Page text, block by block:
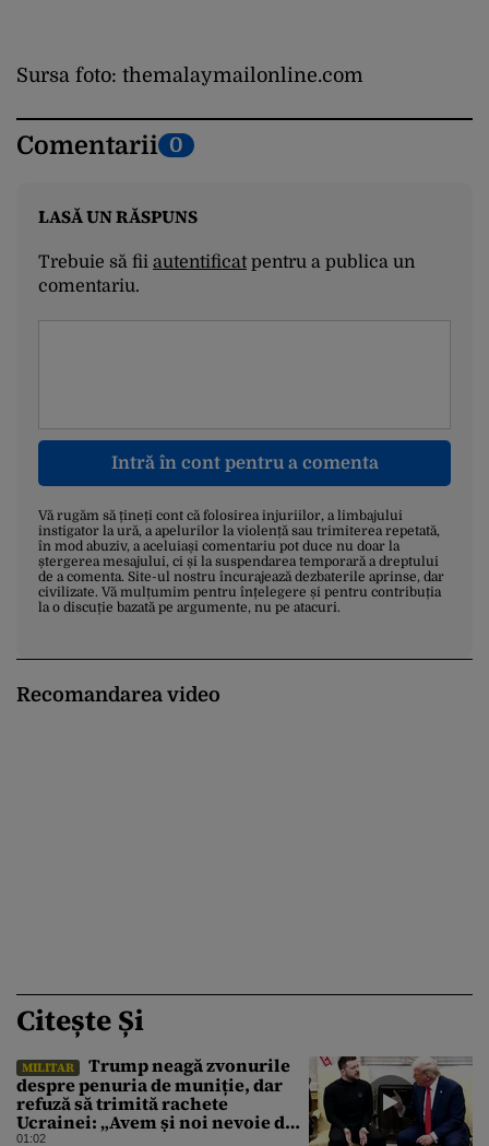
Sursa foto: themalaymailonline.com
Comentarii 0
LASĂ UN RĂSPUNS
Trebuie să fii autentificatpentru a publica un
comentariu.
Intră în cont pentru a comenta
Vă rugăm să țineți cont că folosirea injuriilor, a limbajului
instigator la ură, a apelurilor la violență sau trimiterea repetată,
în mod abuziv, a aceluiași comentariu pot duce nu doar la
ștergerea mesajului, ci și la suspendarea temporară a dreptului
de a comenta. Site-ul nostru încurajează dezbaterile aprinse, dar
civilizate. Vă mulțumim pentru înțelegere și pentru contribuția
la o discuție bazată pe argumente, nu pe atacuri.
Recomandarea video
Citește Și
MILITAR
Trump neagă zvonurile
despre penuria de muniție, dar
refuză să trimită rachete
Ucrainei: „Avem și noi nevoie de
rachete”
01:02